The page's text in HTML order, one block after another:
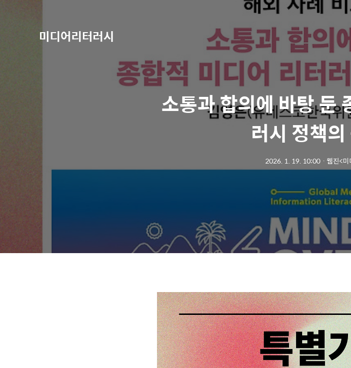
미디어리터러시
소통과 합의에 바탕 둔
러시 정책
2026. 1. 19. 10:00ㆍ 웹진<